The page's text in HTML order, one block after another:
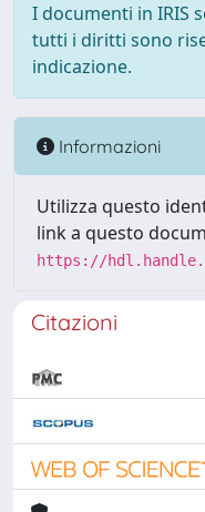
I documenti in IRIS
tutti i diritti sono
indicazione.
Informazioni
Utilizza questo
link a questo
https://
Citazioni